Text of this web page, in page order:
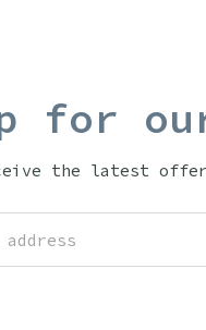
for
the latest